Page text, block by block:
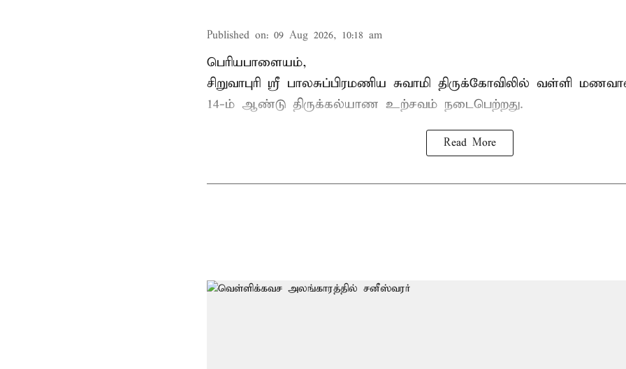
Published on: 09 Aug 2026, 10:18 am
பெரியபாளையம்,
சிறுவாபுரி ஸ்ரீ பாலசுப்பிரமணிய சுவாமி திருக்கோவிலில் வள்ளி
14-ம் ஆண்டு திருக்கல்யாண உற்சவம் நடைபெற்றது.
Read More